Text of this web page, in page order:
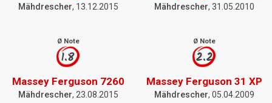
Mähdrescher, 13.12.2015 Mähdrescher, 31.05.2010
Ø Note
1.8
Massey Ferguson 7260
Mähdrescher, 23.08.2015
Ø Note
2.2
Massey Ferguson 31 XP
Mähdrescher, 05.04.2009